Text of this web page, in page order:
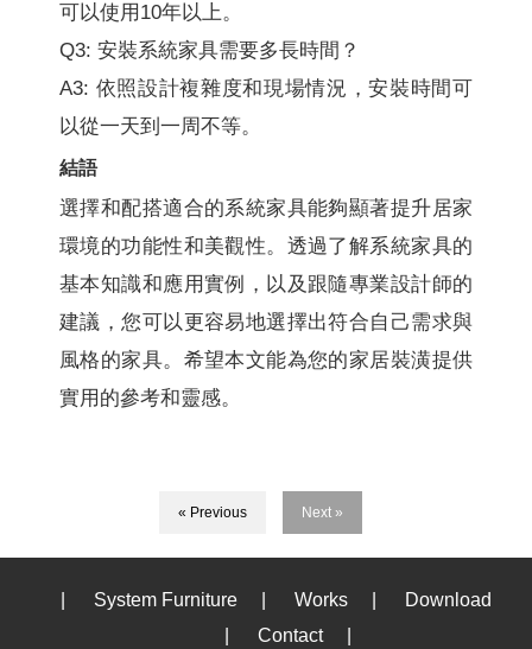
可以使用10年以上。
Q3: 安裝系統家具需要多長時間？
A3: 依照設計複雜度和現場情況，安裝時間可
以從一天到一周不等。
結語
選擇和配搭適合的系統家具能夠顯著提升居家
環境的功能性和美觀性。透過了解系統家具的
基本知識和應用實例，以及跟隨專業設計師的
建議，您可以更容易地選擇出符合自己需求與
風格的家具。希望本文能為您的家居裝潢提供
實用的參考和靈感。
« Previous Next »
System Furniture Works
Download
Contact